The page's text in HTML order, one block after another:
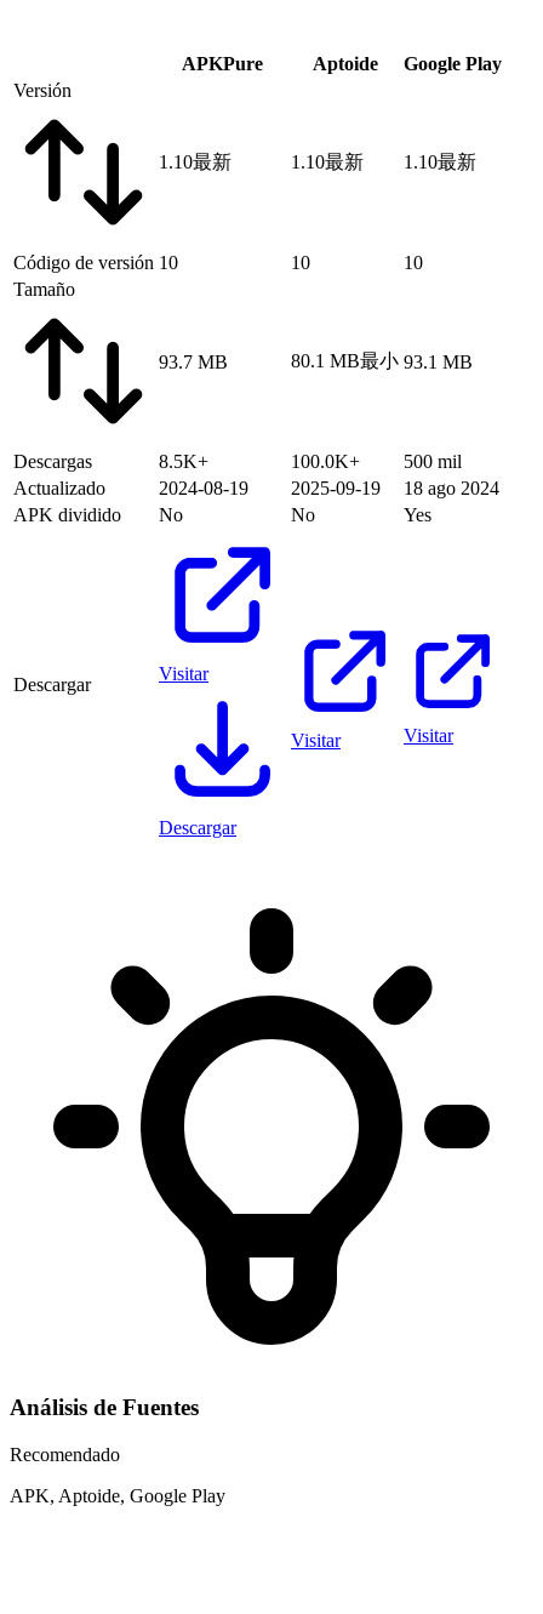
APKPure Aptoide
Google Play
Versión
1.10最新 1.10最新 1.10最新
Código de versión 10 10
10
Tamaño
93.7 MB 80.1 MB最小 93.1 MB
Descargas 8.5K+ 100.0K+
500 mil
Actualizado
2024-08-19 2025-09-19
18 ago 2024
APK dividido
No No Yes
Descargar
Visitar
Descargar
Visitar Visitar
Análisis de Fuentes
Recomendado
APK, Aptoide, Google Play